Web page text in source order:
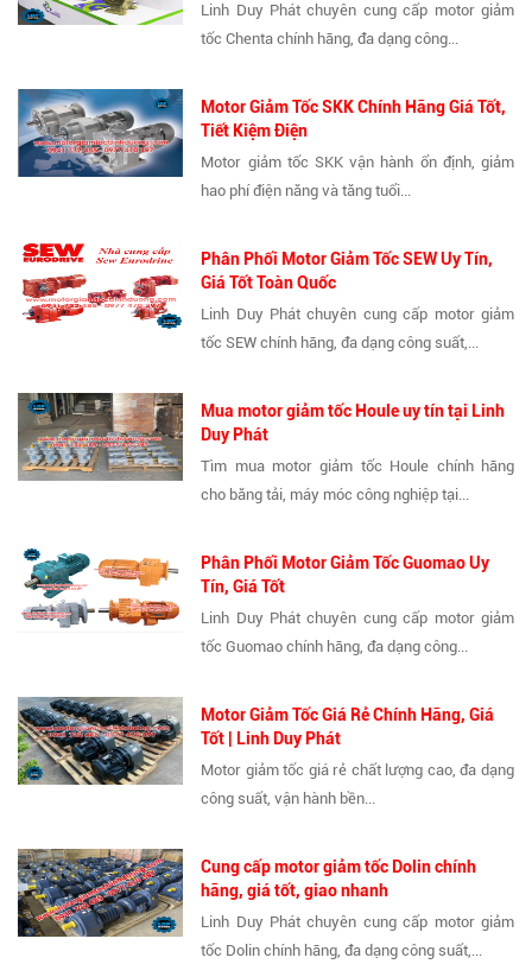
Linh Duy Phát chuyên cung cấp motor giảm
tốc Chenta chính hãng, đa dạng công...
Motor Giảm Tốc SKK Chính Hãng Giá Tốt,
Tiết Kiệm Điện
Motor giảm tốc SKK vận hành ổn định, giảm
hao phí điện năng và tăng tuổi...
Phân Phối Motor Giảm Tốc SEW Uy Tín,
Giá Tốt Toàn Quốc
Linh Duy Phát chuyên cung cấp motor giảm
tốc SEW chính hãng, đa dạng công suất,...
Mua motor giảm tốc Houle uy tín tại Linh
Duy Phát
Tìm mua motor giảm tốc Houle chính hãng
cho băng tải, máy móc công nghiệp tại...
Phân Phối Motor Giảm Tốc Guomao Uy
Tín, Giá Tốt
Linh Duy Phát chuyên cung cấp motor giảm
tốc Guomao chính hãng, đa dạng công...
Motor Giảm Tốc Giá Rẻ Chính Hãng, Giá
Tốt | Linh Duy Phát
Motor giảm tốc giá rẻ chất lượng cao, đa dạng
công suất, vận hành bền...
Cung cấp motor giảm tốc Dolin chính
hãng, giá tốt, giao nhanh
Linh Duy Phát chuyên cung cấp motor giảm
tốc Dolin chính hãng, đa dạng công suất,...